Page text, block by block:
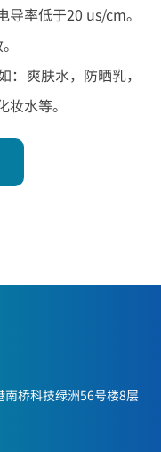
率低于20 us/cm。
爽肤水，防晒乳，
水等。
桥科技绿洲56号楼8层